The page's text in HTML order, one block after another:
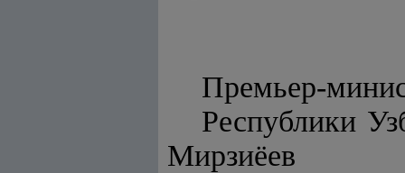
Премьер-
Мирзиёев